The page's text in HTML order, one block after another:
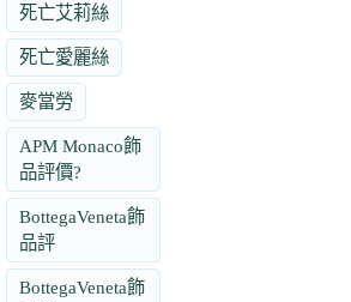
死亡艾莉絲
死亡愛麗絲
麥當勞
APM Monaco飾
品評價?
BottegaVeneta飾
品評
BottegaVeneta飾